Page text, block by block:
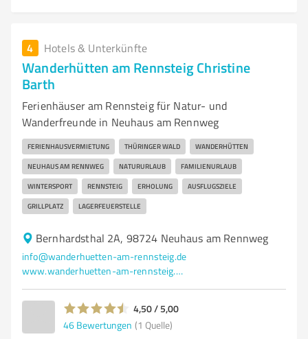
4 Hotels & Unterkünfte
Wanderhütten am Rennsteig Christine
Barth
Ferienhäuser am Rennsteig für Natur- und
Wanderfreunde in Neuhaus am Rennweg
FERIENHAUSVERMIETUNG THÜRINGER WALD WANDERHÜTTEN
NEUHAUS AM RENNWEG NATURURLAUB FAMILIENURLAUB
WINTERSPORT RENNSTEIG ERHOLUNG AUSFLUGSZIELE
GRILLPLATZ LAGERFEUERSTELLE
Bernhardsthal 2A, 98724 Neuhaus am Rennweg
info@wanderhuetten-am-rennsteig.de
www.wanderhuetten-am-rennsteig.de/de/
4,50 / 5,00
46 Bewertungen (1 Quelle)